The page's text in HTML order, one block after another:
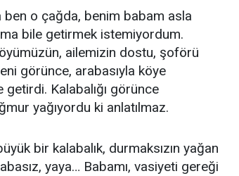
o çağda, benim babam asla
bile getirmek istemiyordum.
ailemizin dostu, şoförü
görünce, arabasıyla köye
Kalabalığı görünce
yağıyordu ki anlatılmaz.
bir kalabalık, durmaksızın yağan
yaya… Babamı, vasiyeti gereği